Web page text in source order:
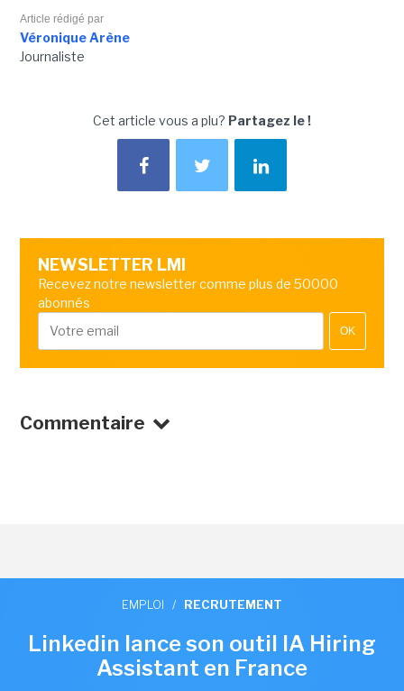
Article rédigé par
Véronique Arène
Journaliste
Cet article vous a plu? Partagez le !
NEWSLETTER LMI
Recevez notre newsletter comme plus de 50000
abonnés
OK
Commentaire
EMPLOI / RECRUTEMENT
Linkedin lance son outil IA Hiring
Assistant en France